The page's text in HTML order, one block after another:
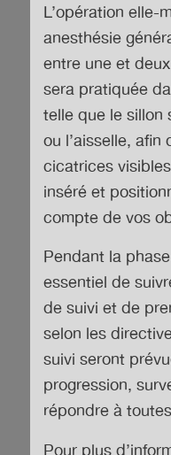
L’opération elle-
anesthésie
entre une et
sera pratiquée
telle que le sillon
ou l’aisselle, afin
cicatrices
inséré et
compte de vos
Pendant la
essentiel de
de suivi et de
selon les
suivi seront
progression,
répondre à